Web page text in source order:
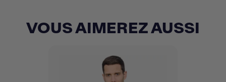
VOUS AIMEREZ AUSSI